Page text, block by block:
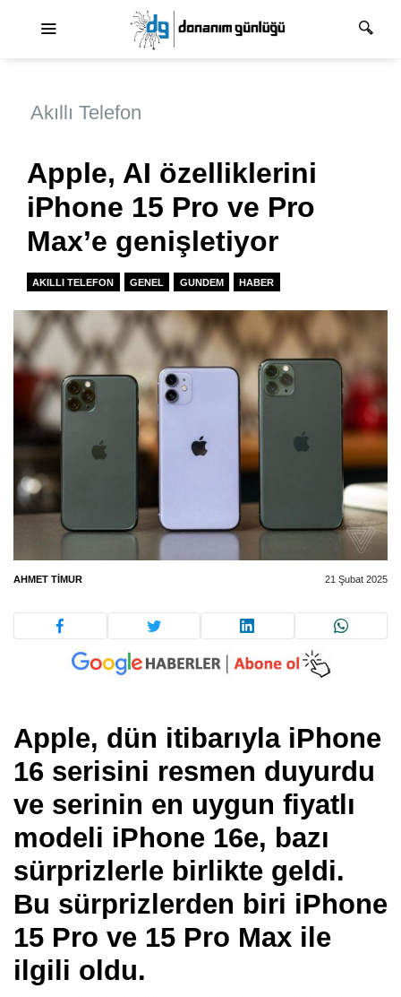
Akıllı Telefon
Apple, AI özelliklerini
iPhone 15 Pro ve Pro
Max’e genişletiyor
AKILLI TELEFON GENEL GUNDEM HABER
AHMET TIMUR 21 Şubat 2025
Apple, dün itibarıyla iPhone
16 serisini resmen duyurdu
ve serinin en uygun fiyatlı
modeli iPhone 16e, bazı
sürprizlerle birlikte geldi.
Bu sürprizlerden biri iPhone
15 Pro ve 15 Pro Max ile
ilgili oldu.